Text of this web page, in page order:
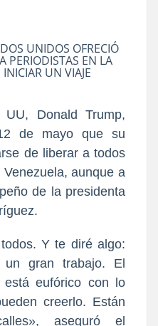
UNIDOS OFRECIÓ
PERIODISTAS EN LA
UN VIAJE
Donald Trump,
de mayo que su
de liberar a todos
aunque a
de la presidenta
Y te diré algo:
un gran trabajo. El
está eufórico con lo
creerlo. Están
aseguró el